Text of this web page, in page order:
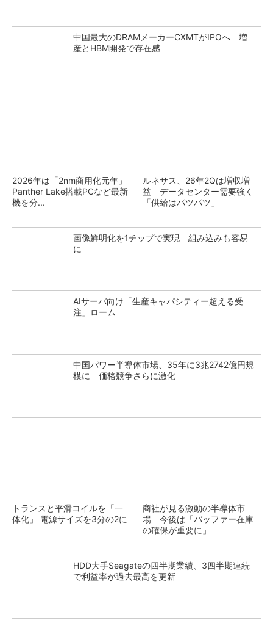
中国最大のDRAMメーカーCXMTがIPOへ 増
産とHBM開発で存在感
2026年は「2nm商用化元年」
Panther Lake搭載PCなど最新
機を分...
ルネサス、26年2Qは増収増
益 データセンター需要強く
「供給はパツパツ」
画像鮮明化を1チップで実現 組み込みも容易
に
AIサーバ向け「生産キャパシティー超える受
注」ローム
中国パワー半導体市場、35年に3兆2742億円規
模に 価格競争さらに激化
トランスと平滑コイルを「一
体化」 電源サイズを3分の2に
商社が見る激動の半導体市
場 今後は「バッファー在庫
の確保が重要に」
HDD大手Seagateの四半期業績、3四半期連続
で利益率が過去最高を更新